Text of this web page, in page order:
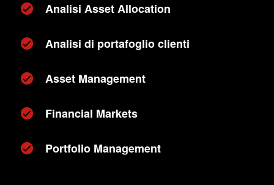
Analisi Asset Allocation
Analisi di portafoglio clienti
Asset Management
Financial Markets
Portfolio Management